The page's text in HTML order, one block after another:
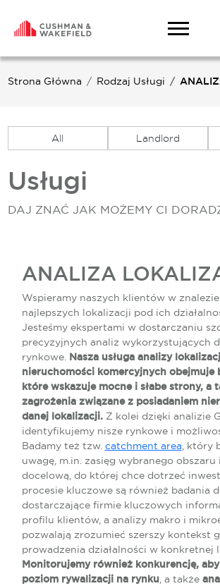
Strona Główna Rodzaj Usługi
All Landlord
Usługi
DAJ ZNAĆ JAK MOŻEMY CI
ANALIZA
Wspieramy naszych klientów w
najlepszych lokalizacji pod ich
Jesteśmy ekspertami w dostarczaniu
precyzyjnych analiz wykorzystujących
rynkowe. Nasza usługa analizy
nieruchomości komercyjnych obejmuje
które wskazuje mocne i słabe strony, a
zagrożenia związane z posiadaniem
danej lokalizacji.Z kolei dzięki analizie
identyfikujemy nisze rynkowe i
Badamy też tzw. catchment area , który
uwagę, m.in. zasięg wybranego obszaru
docelową, do której chce dotrzeć
procesie kluczowe są również badania
dostarczające firmie kluczowych
profilu klientów, a analizy makro i
pozwalają zrozumieć szerszy kontekst
prowadzenia działalności w konkretnej
Monitorujemy również konkurencję,
poziom rywalizacji na rynku, a także